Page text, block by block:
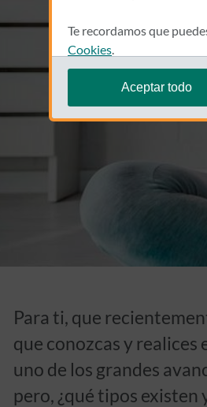
Para ti, que
que conozcas y realices
uno de los grandes
pero, ¿qué tipos existen
Te recordamos que
Cookies.
Aceptar todo